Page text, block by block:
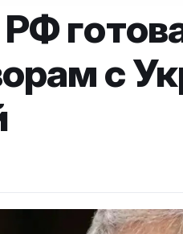
с